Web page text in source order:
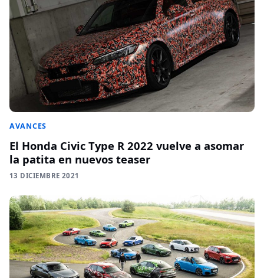
AVANCES
El Honda Civic Type R 2022 vuelve a asomar
la patita en nuevos teaser
13 DICIEMBRE 2021